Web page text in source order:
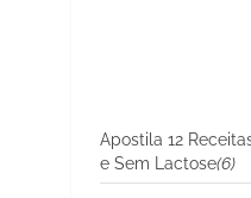
Apostila 12
e Sem Lactose(6)